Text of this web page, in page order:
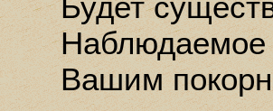
Будет
Наблюдаемое
Вашим